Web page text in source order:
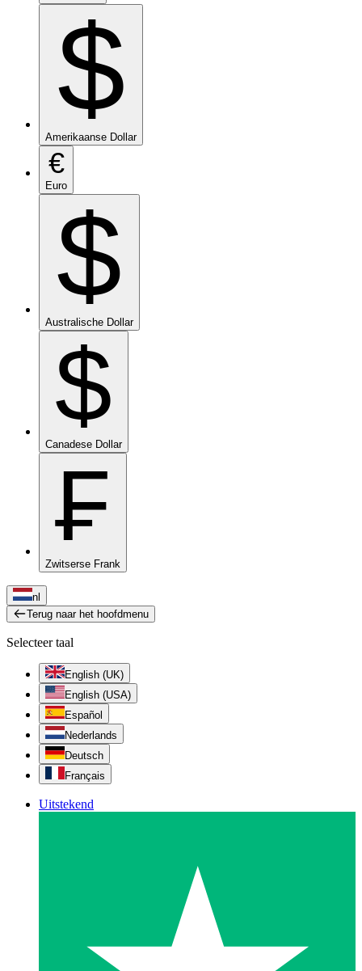
$
Amerikaanse Dollar
€
Euro
$
Australische Dollar
$
Canadese Dollar
₣
Zwitserse Frank
nl
Terug naar het hoofdmenu
Selecteer taal
English (UK)
English (USA)
Español
Nederlands
Deutsch
Français
Uitstekend